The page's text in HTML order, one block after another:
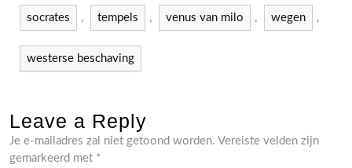
socrates , tempels , venus van milo , wegen ,
westerse beschaving
Leave a Reply
Je e-mailadres zal niet getoond worden. Vereiste velden zijn
gemarkeerd met *